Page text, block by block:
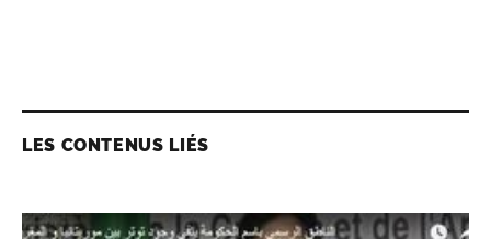
LES CONTENUS LIÉS